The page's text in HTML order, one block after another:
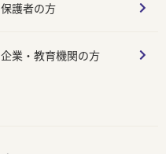
保護者の方
企業・教育機関の方